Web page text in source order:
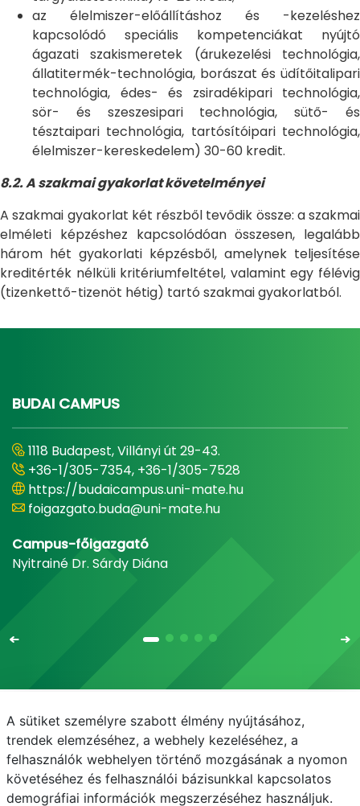
az élelmiszer-előállításhoz és -kezeléshez
kapcsolódó speciális kompetenciákat nyújtó
ágazati szakismeretek (árukezelési technológia,
állatitermék-technológia, borászat és üdítőitalipari
technológia, édes- és zsiradékipari technológia,
sör- és szeszesipari technológia, sütő- és
tésztaipari technológia, tartósítóipari technológia,
élelmiszer-kereskedelem) 30-60 kredit.
8.2. A szakmai gyakorlat követelményei
A szakmai gyakorlat két részből tevődik össze: a szakmai
elméleti képzéshez kapcsolódóan összesen, legalább
három hét gyakorlati képzésből, amelynek teljesítése
kreditérték nélküli kritériumfeltétel, valamint egy félévig
(tizenkettő-tizenöt hétig) tartó szakmai gyakorlatból.
BUDAI CAMPUS
1118 Budapest, Villányi út 29-43.
+36-1/305-7354, +36-1/305-7528
https://budaicampus.uni-mate.hu
foigazgato.buda@uni-mate.hu
Campus-főigazgató
Nyitrainé Dr. Sárdy Diána
Email Telefonkönyv NEPTUN
E-learning
Médiaközpont
Informatikai Igazgatóság
Adatvédelem
A sütiket személyre szabott élmény nyújtásához,
trendek elemzéséhez, a webhely kezeléséhez, a
felhasználók webhelyen történő mozgásának a nyomon
követéséhez és felhasználói bázisunkkal kapcsolatos
demográfiai információk megszerzéséhez használjuk.